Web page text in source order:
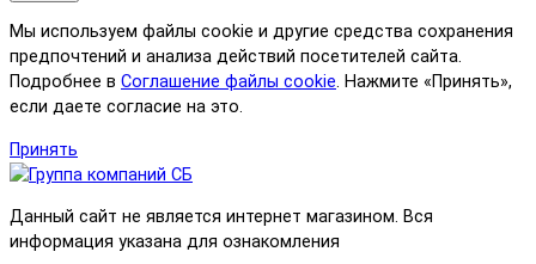
Мы используем файлы cookie и другие средства сохранения
предпочтений и анализа действий посетителей сайта.
Подробнее в Соглашение файлы cookie. Нажмите «Принять»,
если даете согласие на это.
Принять
Данный сайт не является интернет магазином. Вся
информация указана для ознакомления